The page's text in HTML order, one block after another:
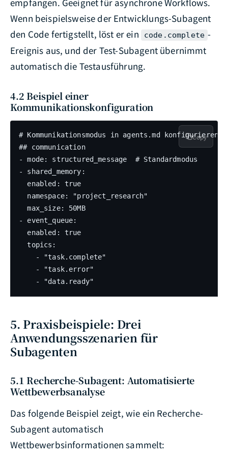
Wenn beispielsweise der Entwicklungs-Subagent
den Code fertigstellt, löst er ein
code.complete -
Ereignis aus, und der Test-Subagent übernimmt
automatisch die Testausführung.
4.2 Beispiel einer
Kommunikationskonfiguration
# Kommunikationsmodus in agents.md konfigurieren
## communication
- mode: structured_message  # Standardmodus
- shared_memory:
  enabled: true
  namespace: "project_research"
  max_size: 50MB
- event_queue:
  enabled: true
  topics:
    - "task.complete"
    - "task.error"
    - "data.ready"
Copy
5. Praxisbeispiele: Drei
Anwendungsszenarien für
Subagenten
5.1 Recherche-Subagent: Automatisierte
Wettbewerbsanalyse
Das folgende Beispiel zeigt, wie ein Recherche-
Subagent automatisch
Wettbewerbsinformationen sammelt: